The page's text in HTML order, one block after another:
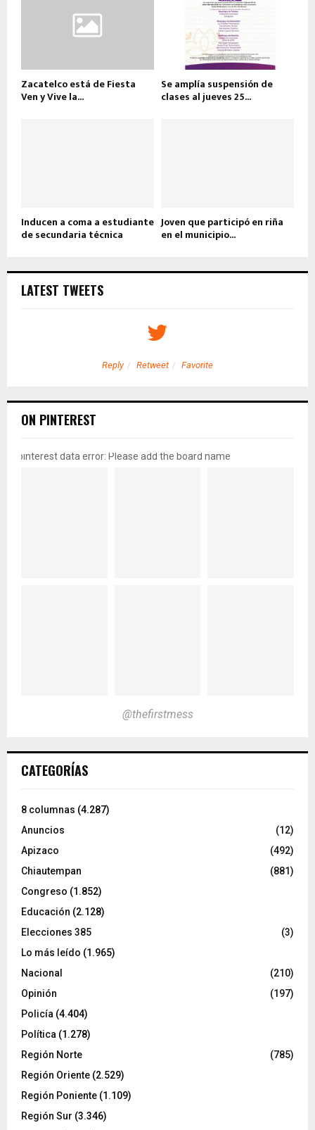
Zacatelco está de Fiesta
Ven y Vive la...
Se amplía suspensión de
clases al jueves 25...
Inducen a coma a estudiante
de secundaria técnica
Joven que participó en riña
en el municipio...
LATEST TWEETS
Reply Retweet Favorite
ON PINTEREST
pinterest data error: Please add the board name
@thefirstmess
CATEGORÍAS
8 columnas (4.287)
Anuncios
(12)
Apizaco
(492)
Chiautempan
(881)
Congreso (1.852)
Educación (2.128)
Elecciones 385
(3)
Lo más leído (1.965)
Nacional
(210)
Opinión
(197)
Policía (4.404)
Política (1.278)
Región Norte
(785)
Región Oriente (2.529)
Región Poniente (1.109)
Región Sur (3.346)